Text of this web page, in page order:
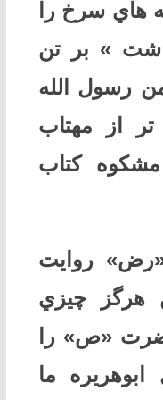
هاي سرخ را
» بر تن
رسول الله
از مهتاب
كتاب
روايت
هرگز چيزي
«ص» را
ما